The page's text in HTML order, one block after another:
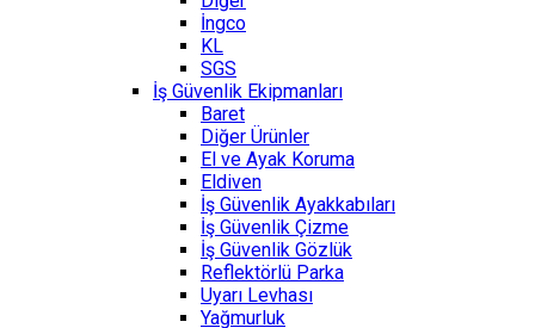
İngco
KL
SGS
İş Güvenlik Ekipmanları
Baret
Diğer Ürünler
El ve Ayak Koruma
Eldiven
İş Güvenlik Ayakkabıları
İş Güvenlik Çizme
İş Güvenlik Gözlük
Reflektörlü Parka
Uyarı Levhası
Yağmurluk